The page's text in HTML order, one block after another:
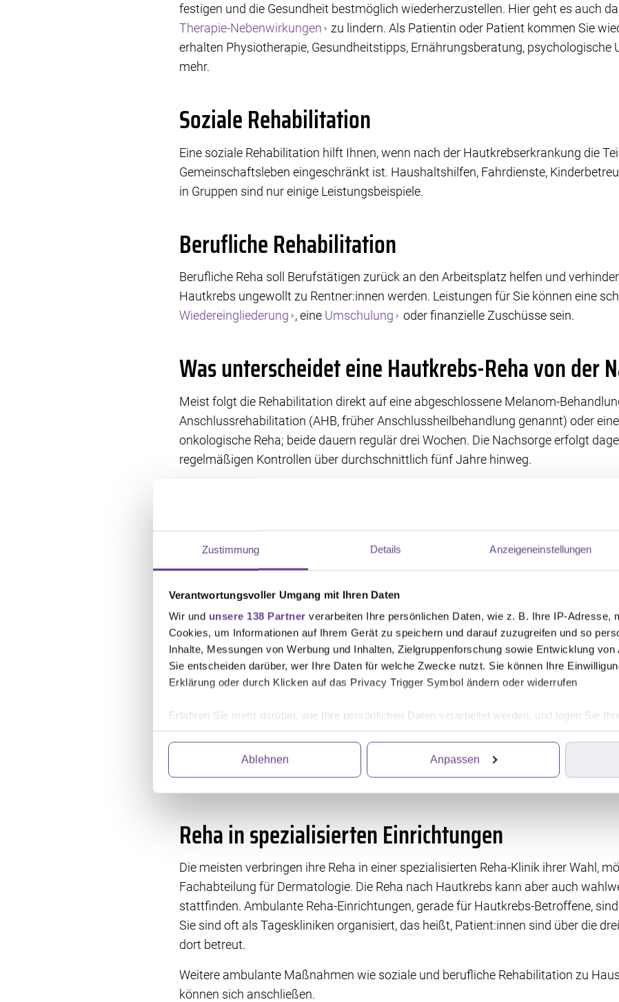
Zustimmung Details Anzeigeneinstellungen
Verantwortungsvoller Umgang mit Ihren Daten
Wir und unsere 138 Partner verarbeiten Ihre persönlichen Daten, wie z. B. Ihre IP-Adresse,
Cookies, um Informationen auf Ihrem Gerät zu speichern und darauf zuzugreifen und so
Inhalte, Messungen von Werbung und Inhalten, Zielgruppenforschung sowie Entwicklung von
Sie entscheiden darüber, wer Ihre Daten für welche Zwecke nutzt. Sie können Ihre
Erklärung oder durch Klicken auf das Privacy Trigger Symbol ändern oder widerrufen
Erfahren Sie mehr darüber, wie Ihre persönlichen Daten verarbeitet werden, und legen Sie
Wir verwenden Dienste von Drittanbietern, die Informationen im Endgerät eines
abrufen. Anschließend verarbeiten wir die Informationen weiter. Dies alles hilft uns, unsere
klicken. Weitere Informationen finden Sie in unserer Datenschutzerklärung.
Ablehnen Anpassen
festigen und die Gesundheit bestmöglich wiederherzustellen. Hier geht es auch
Therapie-Nebenwirkungen
zu lindern. Als Patientin oder Patient kommen Sie
erhalten Physiotherapie, Gesundheitstipps, Ernährungsberatung, psychologische
mehr.
Soziale Rehabilitation
Eine soziale Rehabilitation hilft Ihnen, wenn nach der Hautkrebserkrankung die
Gemeinschaftsleben eingeschränkt ist. Haushaltshilfen, Fahrdienste,
in Gruppen sind nur einige Leistungsbeispiele.
Berufliche Rehabilitation
Berufliche Reha soll Berufstätigen zurück an den Arbeitsplatz helfen und
Hautkrebs ungewollt zu Rentner:innen werden. Leistungen für Sie können eine
Wiedereingliederung , eine Umschulung oder finanzielle Zuschüsse sein.
Was unterscheidet eine Hautkrebs-Reha von der
Meist folgt die Rehabilitation direkt auf eine abgeschlossene Melanom-
Anschlussrehabilitation (AHB, früher Anschlussheilbehandlung genannt) oder
onkologische Reha; beide dauern regulär drei Wochen. Die Nachsorge erfolgt
regelmäßigen Kontrollen über durchschnittlich fünf Jahre hinweg.
Sie können auch selbst das Thema Rehabilitation anstoßen. Für ambulant
Krebsberatungsstellen bereit. Während stationärer Behandlung berät der
Genannten helfen auch bei der Antragstellung.
Ihre Wahlmöglichkeiten bei einer Hautkrebs-Reha
Was genau jeweils sinnvoll ist, hängt von Ihrer Gesundheit und von Ihren
Grundsätzlich ist eine Reha keineswegs verpflichtend; sie abzulehnen, wäre aber
Sie haben zwar eine gesetzliche Wahlfreiheit, doch zuweilen auch ein begrenztes
AHB/stationäre Reha oder jeweils die ambulante Variante
und in welcher
Anschlussrehabilitation (AHB) beginnt unmittelbar (höchstens wenige Wochen
Erstbehandlung. Die Alternative, stationäre onkologische Reha, lässt sich bis zu
antreten.
Reha in spezialisierten Einrichtungen
Die meisten verbringen ihre Reha in einer spezialisierten Reha-Klinik ihrer Wahl,
Fachabteilung für Dermatologie. Die Reha nach Hautkrebs kann aber auch
stattfinden. Ambulante Reha-Einrichtungen, gerade für Hautkrebs-Betroffene,
Sie sind oft als Tageskliniken organisiert, das heißt, Patient:innen sind über die
dort betreut.
Weitere ambulante Maßnahmen wie soziale und berufliche Rehabilitation zu
können sich anschließen.